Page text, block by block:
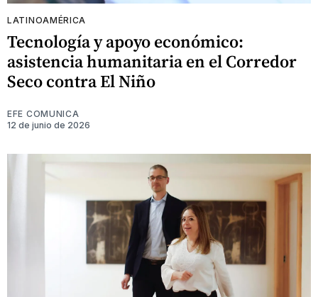
LATINOAMÉRICA
Tecnología y apoyo económico:
asistencia humanitaria en el Corredor
Seco contra El Niño
EFE COMUNICA
12 de junio de 2026